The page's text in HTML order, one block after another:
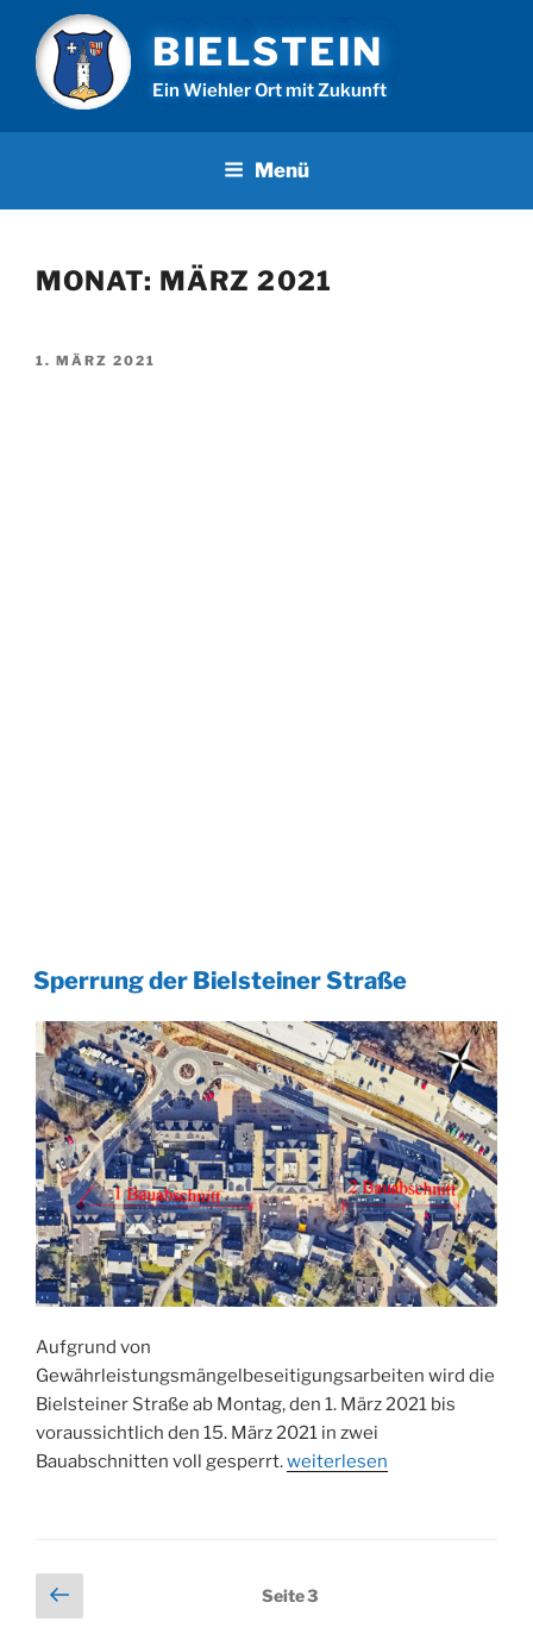
Inhalt
springen
BIELSTEIN
Ein Wiehler Ort mit Zukunft
Menü
MONAT: MÄRZ 2021
VERÖFFENTLICHT
1. MÄRZ 2021
Sperrung der Bielsteiner Straße
Aufgrund von
Gewährleistungsmängelbeseitigungsarbeiten wird die
Bielsteiner Straße ab Montag, den 1. März 2021 bis
voraussichtlich den 15. März 2021 in zwei
Bauabschnitten voll gesperrt.„Sperrung
weiterlesen
Seitennummerierung
der
Vorherige
Seite
Seite3